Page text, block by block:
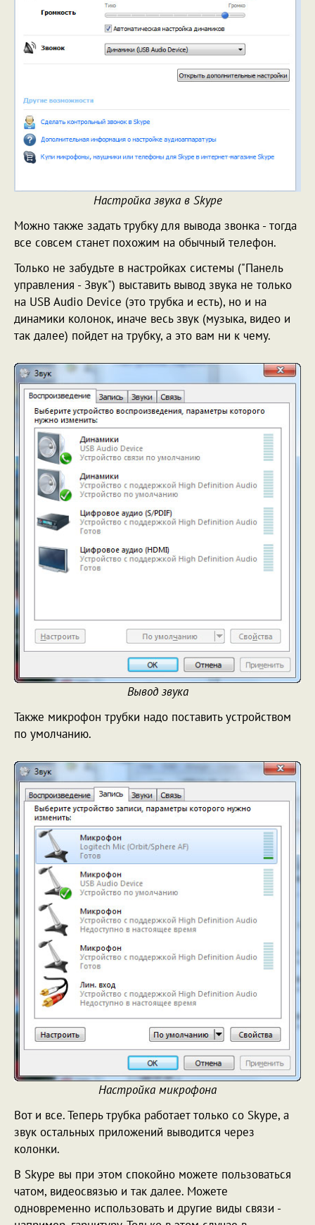
Настройка звука в Skype
Можно также задать трубку для вывода звонка - тогда
все совсем станет похожим на обычный телефон.
Только не забудьте в настройках системы ("Панель
управления - Звук") выставить вывод звука не только
на USB Audio Device (это трубка и есть), но и на
динамики колонок, иначе весь звук (музыка, видео и
так далее) пойдет на трубку, а это вам ни к чему.
Вывод звука
Также микрофон трубки надо поставить устройством
по умолчанию.
Настройка микрофона
Вот и все. Теперь трубка работает только со Skype, а
звук остальных приложений выводится через
колонки.
В Skype вы при этом спокойно можете пользоваться
чатом, видеосвязью и так далее. Можете
одновременно использовать и другие виды связи -